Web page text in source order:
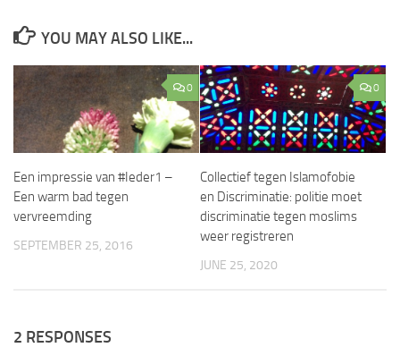
YOU MAY ALSO LIKE...
0
Een impressie van #Ieder1 –
Een warm bad tegen
vervreemding
SEPTEMBER 25, 2016
0
Collectief tegen Islamofobie
en Discriminatie: politie moet
discriminatie tegen moslims
weer registreren
JUNE 25, 2020
2 RESPONSES